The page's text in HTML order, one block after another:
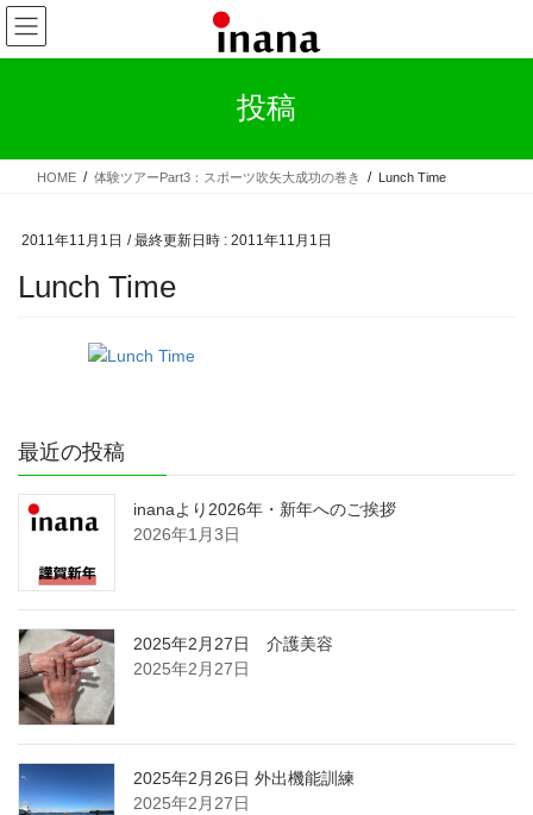
コ
ン
テ
ス
ナ
ビ
ゲ
ン
投稿
HOME 体験ツアーPart3：スポーツ吹矢大成功の巻き Lunch Time
2011年11月1日 / 最終更新日時 : 2011年11月1日
Lunch Time
最近の投稿
inanaより2026年・新年へのご挨拶
2026年1月3日
2025年2月27日 介護美容
2025年2月27日
2025年2月26日 外出機能訓練
2025年2月27日